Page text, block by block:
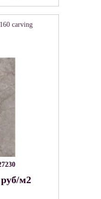
carving
м2